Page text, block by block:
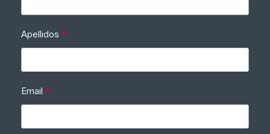
Apellidos
Email